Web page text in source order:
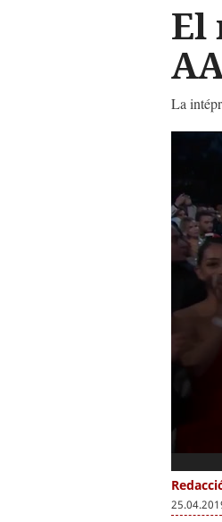
El
La
minute,
10
90%